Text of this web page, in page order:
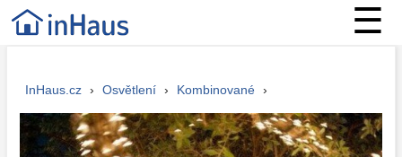
☰
InHaus.cz › Osvětlení › Kombinované ›